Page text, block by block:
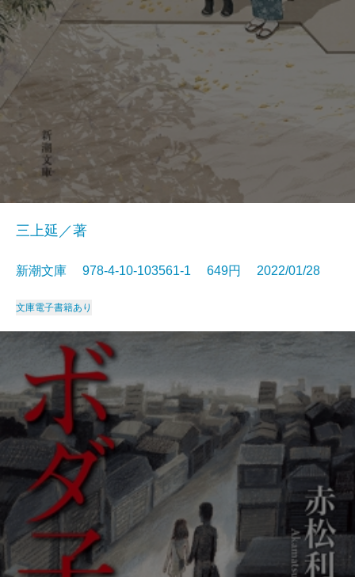
三上延／著
新潮文庫 978-4-10-103561-1 649円 2022/01/28
文庫電子書籍あり